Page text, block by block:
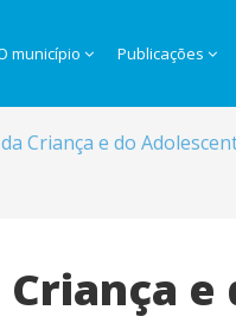
município Publicações
Criança e do